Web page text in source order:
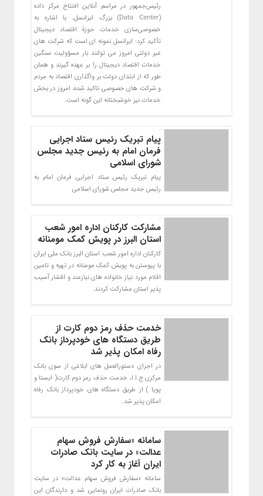
رئیس‌جمهور در مراسم آنلاین افتتاح مرکز داده
(Data Center) بزرگ ایرانسل، با اشاره به
خصوصی‌سازی خدمات حوزۀ اقتصاد دیجیتال
تأکید کرد: ایرانسل نمونه ای است که شرکت های
غیر دولتی امروز می توانند بار مسؤولیت سنگین
خدمات اقتصاد دیجیتال را بر عهده گیرند و همان
طور که از ابتدای دولت بر واگذاری اقتصاد به مردم
و شرکت های خصوصی تاکید شده، امروز در بخش
خدمات نیز خوشبختانه این گونه است.
پیام تبریک رئیس ستاد اجرایی
فرمان امام به رئیس جدید مجلس
شورای اسلامی
پیام تبریک رئیس ستاد اجرایی فرمان امام به
رئیس جدید مجلس شورای اسلامی
مشارکت کارکنان اداره امور شعب
استان البرز در پویش کمک مومنانه
کارکنان اداره امور شعب استان البرز بانک ملی ایران
با پیوستن به پویش کمک مومنانه در تهیه و تامین
اقلام مورد نیاز خانواده های نیازمند و اقشار آسیب
پذیر استان مشارکت کردند.
خدمت حذف رمز دوم کارت از
طریق دستگاه های خودپرداز بانک
رفاه امکان پذیر شد
در اجرای دستورالعمل های ابلاغی از سوی بانک
مرکزی ج.ا.ا، خدمت حذف رمز دوم کارت( ایستا و
پویا ) از طریق دستگاه های خودپرداز بانک رفاه
امکان پذیر شد.
​سامانه «سفارش فروش سهام
عدالت» در سایت بانک صادرات
ایران آغاز به کار کرد
سامانه «سفارش فروش سهام عدالت» در سایت
بانک صادرات ایران رونمایی شد و دارندگان این